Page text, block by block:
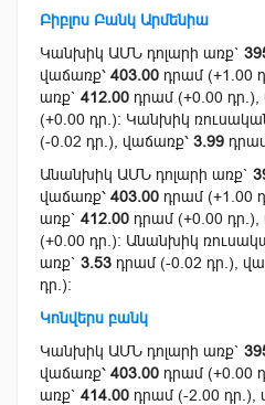
Բիբլոս Բանկ Արմենիա
Կանխիկ ԱՄՆ դոլարի առք`
վաճառք՝ 403.00 դրամ (+1.00
առք` 412.00 դրամ (+0.00
(+0.00 դր.): Կանխիկ
(-0.02 դր.), վաճառք՝ 3.99
Անանխիկ ԱՄՆ դոլարի առք`
վաճառք՝ 403.00 դրամ (+1.00
առք` 412.00 դրամ (+0.00
(+0.00 դր.): Անանխիկ
առք` 3.53 դրամ (-0.02 դր.),
դր.):
Կոնվերս բանկ
Կանխիկ ԱՄՆ դոլարի առք`
վաճառք՝ 403.00 դրամ (+0.00
առք` 414.00 դրամ (-2.00 դր.),